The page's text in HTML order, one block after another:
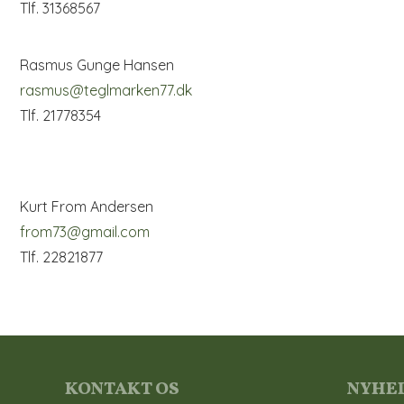
Tlf. 31368567
Rasmus Gunge Hansen
rasmus@teglmarken77.dk
Tlf. 21778354
Kurt From Andersen
from73@gmail.com
Tlf. 22821877
KONTAKT OS